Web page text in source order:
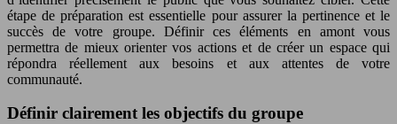
étape de préparation est essentielle pour assurer la pertinence et le
succès de votre groupe. Définir ces éléments en amont vous
permettra de mieux orienter vos actions et de créer un espace qui
répondra réellement aux besoins et aux attentes de votre
communauté.
Définir clairement les objectifs du groupe